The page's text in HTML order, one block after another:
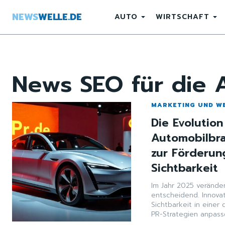
NEWSWELLE.DE AUTO WIRTSCHAFT
News SEO für die
MARKETING UND
Die
zur
Sichtbarkeit
Im Jahr 2025
entscheidend.
Sichtbarkeit in einer
PR-Strategien